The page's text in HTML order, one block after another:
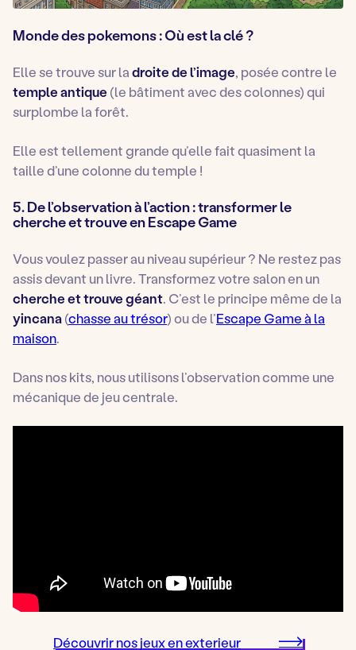
Monde des pokemons :Où est la clé ?
Elle se trouve sur ladroite de l’image, posée contre le
temple antique (le bâtiment avec des colonnes) qui
surplombe la forêt.
Elle est tellement grande qu’elle fait quasiment la
taille d’une colonne du temple !
5. De l’observation à l’action : transformer le
cherche et trouve en Escape Game
Vous voulez passer au niveau supérieur ? Ne restez pas
assis devant un livre. Transformez votre salon en un
cherche et trouve géant. C’est le principe même de la
yincana(chasse au trésor) ou de l’Escape Game à la
maison.
Dans nos kits, nous utilisons l’observation comme une
mécanique de jeu centrale.
Découvrir nos jeux en exterieur